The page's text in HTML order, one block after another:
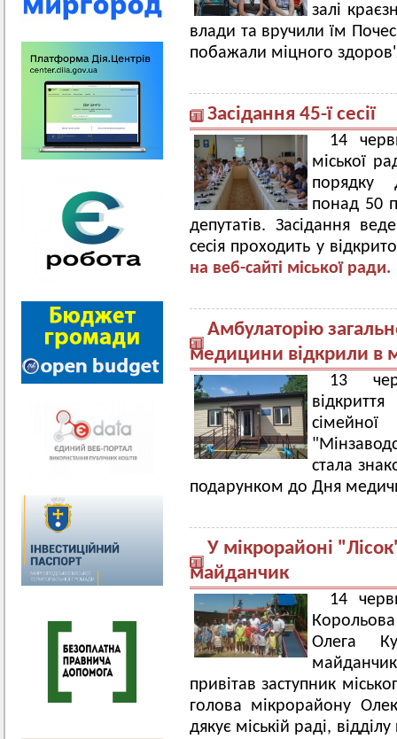
залі
влади та вручили їм
побажали міцного
Засідання 45-ї сесії
14
міської
порядку
понад 50
депутатів. Засідання
сесія проходить у
на веб-сайті міської ради.
Амбулаторію
медицини відкрили в
13
стала
подарунком до Дня
У мікрорайоні
майданчик
14
Олега
привітав заступник
голова мікрорайону
дякує міській раді,